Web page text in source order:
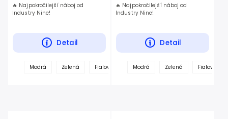
Detail
🔥 Najpokročilejší náboj od
Industry Nine!
Modrá Zelená Fialová Červená Tyrkysová Čierna
Detail
🔥 Najpokročilejší náboj od
Industry Nine!
Modrá Zelená Fialová